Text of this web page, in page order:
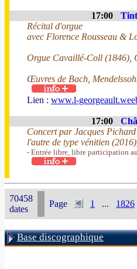
17:00
Récital d'orgue
avec Florence Rousseau &
Orgue Cavaillé-Coll (1846),
Œuvres de Bach,
Lien : www.l-
17:00
Concert par Jacques
l'autre de type vénitien
- Entrée libre, libre participation
70458
dates
Page 1 ... 1826
Base discographique